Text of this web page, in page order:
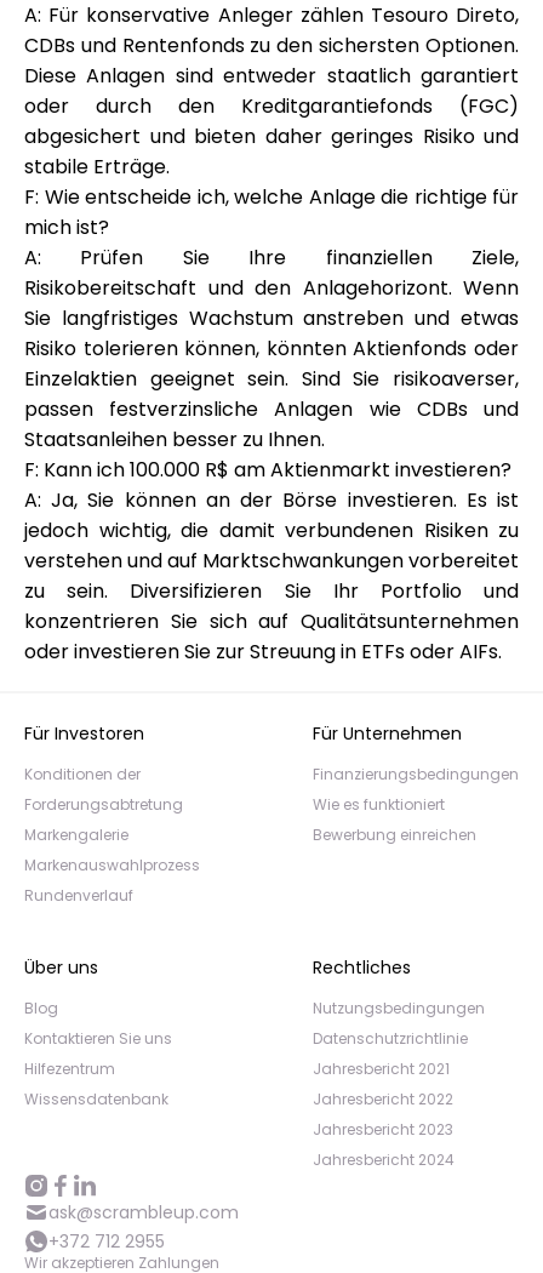
A: Für konservative Anleger zählen Tesouro Direto,
CDBs und Rentenfonds zu den sichersten Optionen.
Diese Anlagen sind entweder staatlich garantiert
oder durch den Kreditgarantiefonds (FGC)
abgesichert und bieten daher geringes Risiko und
stabile Erträge.
F: Wie entscheide ich, welche Anlage die richtige für
mich ist?
A: Prüfen Sie Ihre finanziellen Ziele,
Risikobereitschaft und den Anlagehorizont. Wenn
Sie langfristiges Wachstum anstreben und etwas
Risiko tolerieren können, könnten Aktienfonds oder
Einzelaktien geeignet sein. Sind Sie risikoaverser,
passen festverzinsliche Anlagen wie CDBs und
Staatsanleihen besser zu Ihnen.
F: Kann ich 100.000 R$ am Aktienmarkt investieren?
A: Ja, Sie können an der Börse investieren. Es ist
jedoch wichtig, die damit verbundenen Risiken zu
verstehen und auf Marktschwankungen vorbereitet
zu sein. Diversifizieren Sie Ihr Portfolio und
konzentrieren Sie sich auf Qualitätsunternehmen
oder investieren Sie zur Streuung in ETFs oder AIFs.
Für Investoren
Konditionen der
Forderungsabtretung
Markengalerie
Markenauswahlprozess
Rundenverlauf
Für Unternehmen
Finanzierungsbedingungen
Wie es funktioniert
Bewerbung einreichen
Über uns
Blog
Kontaktieren Sie uns
Hilfezentrum
Wissensdatenbank
Rechtliches
Nutzungsbedingungen
Datenschutzrichtlinie
Jahresbericht 2021
Jahresbericht 2022
Jahresbericht 2023
Jahresbericht 2024
ask@scrambleup.com
+372 712 2955
Wir akzeptieren Zahlungen